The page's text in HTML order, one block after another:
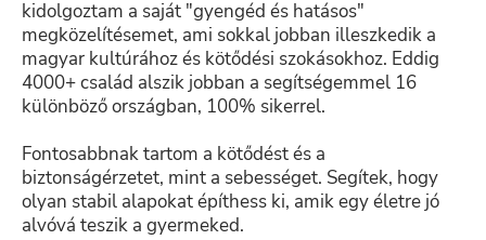
kidolgoztam a saját "gyengéd és hatásos"
megközelítésemet, ami sokkal jobban illeszkedik a
magyar kultúrához és kötődési szokásokhoz. Eddig
4000+ család alszik jobban a segítségemmel 16
különböző országban, 100% sikerrel.
Fontosabbnak tartom a kötődést és a
biztonságérzetet, mint a sebességet. Segítek, hogy
olyan stabil alapokat építhess ki, amik egy életre jó
alvóvá teszik a gyermeked.